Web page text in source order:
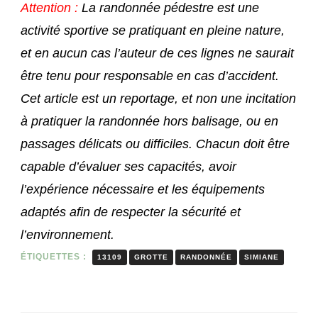
Attention : La randonnée pédestre est une
activité sportive se pratiquant en pleine nature,
et en aucun cas l’auteur de ces lignes ne saurait
être tenu pour responsable en cas d’accident.
Cet article est un reportage, et non une incitation
à pratiquer la randonnée hors balisage, ou en
passages délicats ou difficiles. Chacun doit être
capable d’évaluer ses capacités, avoir
l’expérience nécessaire et les équipements
adaptés afin de respecter la sécurité et
l’environnement.
ÉTIQUETTES : 13109 GROTTE RANDONNÉE SIMIANE